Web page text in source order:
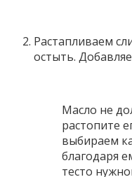
Растапливаем
остыть.
Масло не
растопите
выбираем
благодаря
тесто